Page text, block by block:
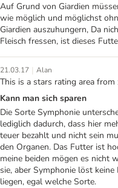
Auf Grund von Giardien
wie möglich und möglichst
Giardien auszuhungern, Da
Fleisch fressen, ist dieses
21.03.17 | Alan
This is a stars rating area from
Kann man sich sparen
Die Sorte Symphonie
lediglich dadurch, dass hier
teuer bezahlt und nicht sein
den Organen. Das Futter ist
meine beiden mögen es nicht
sie, aber Symphonie löst
liegen, egal welche Sorte.